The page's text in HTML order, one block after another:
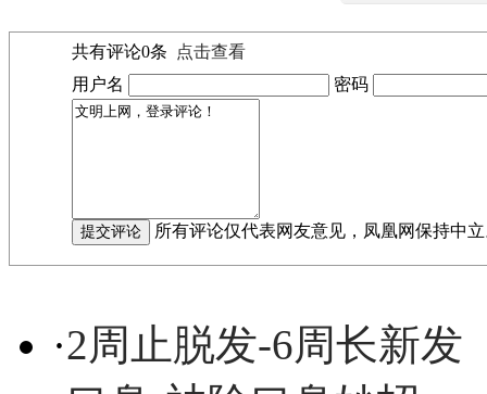
共有评论0条
点击查看
用户名
密码
所有评论仅代表网友意见，凤凰网保持中
·2周止脱发-6周长新发